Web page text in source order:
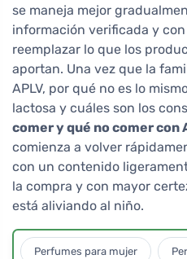
se maneja mejor
información verificada y
reemplazar lo que los
aportan. Una vez que la
APLV, por qué no es lo
lactosa y cuáles son los
comer y qué no comer con
comienza a volver
con un contenido
la compra y con mayor
está aliviando al niño.
Perfumes para mujer